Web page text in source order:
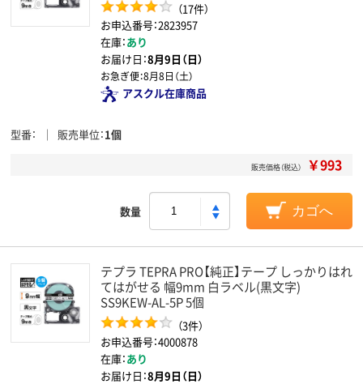
（17件）
お申込番号：2823957
在庫：あり
お届け日：8月9日（日）
お急ぎ便：8月8日（土）
アスクル在庫商品
型番 販売単位 1個
販売価格（税込） ￥993
数量 カゴへ
テプラ TEPRA PRO【純正】テープ しっかりはれ
てはがせる 幅9mm 白ラベル(黒文字)
SS9KEW-AL-5P 5個
（3件）
お申込番号：4000878
在庫：あり
お届け日：8月9日（日）